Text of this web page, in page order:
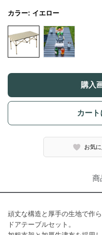
カラー: イエロー
購入
カー
お気
商
頑丈な構造と厚手の生地で作
ドアテーブルセット。